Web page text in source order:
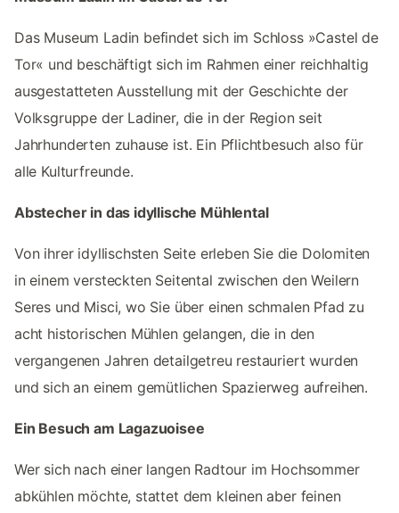
Das Museum Ladin befindet sich im Schloss »Castel de
Tor« und beschäftigt sich im Rahmen einer reichhaltig
ausgestatteten Ausstellung mit der Geschichte der
Volksgruppe der Ladiner, die in der Region seit
Jahrhunderten zuhause ist. Ein Pflichtbesuch also für
alle Kulturfreunde.
Abstecher in das idyllische Mühlental
Von ihrer idyllischsten Seite erleben Sie die Dolomiten
in einem versteckten Seitental zwischen den Weilern
Seres und Misci, wo Sie über einen schmalen Pfad zu
acht historischen Mühlen gelangen, die in den
vergangenen Jahren detailgetreu restauriert wurden
und sich an einem gemütlichen Spazierweg aufreihen.
Ein Besuch am Lagazuoisee
Wer sich nach einer langen Radtour im Hochsommer
abkühlen möchte, stattet dem kleinen aber feinen